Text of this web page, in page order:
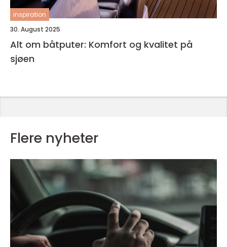
inspiration
30. August 2025
Alt om båtputer: Komfort og kvalitet på
sjøen
Flere nyheter